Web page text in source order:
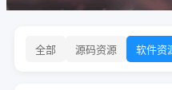
全部 源码资源 软件资